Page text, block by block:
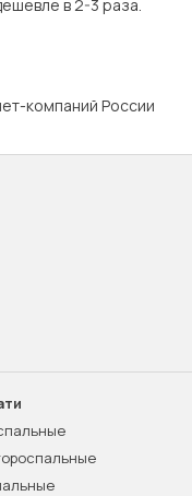
в 2-3 раза.
компаний России